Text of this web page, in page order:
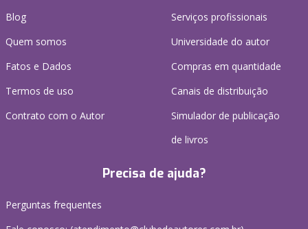
Blog
Quem somos
Fatos e Dados
Termos de uso
Contrato com o Autor
Serviços profissionais
Universidade do autor
Compras em quantidade
Canais de distribuição
Simulador de publicação
de livros
Precisa de ajuda?
Perguntas frequentes